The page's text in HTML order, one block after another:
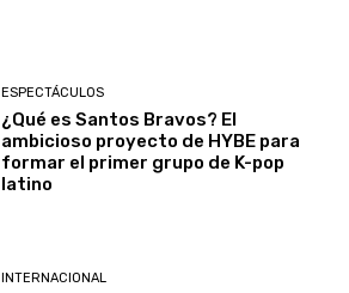
ESPECTÁCULOS
¿Qué es Santos Bravos? El
ambicioso proyecto de HYBE para
formar el primer grupo de K-pop
latino
INTERNACIONAL